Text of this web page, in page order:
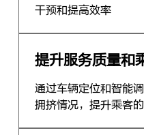
干预和提高效率
提升服务质量和
通过车辆定位和智能
拥挤情况，提升乘客